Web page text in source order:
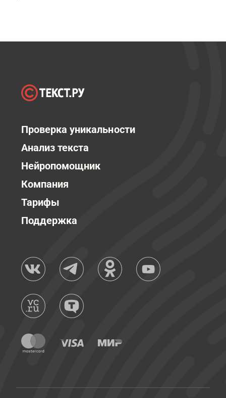
Проверка уникальности
Анализ текста
Нейропомощник
Компания
Тарифы
Поддержка